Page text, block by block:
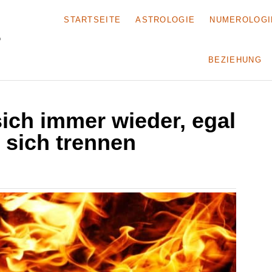
STARTSEITE ASTROLOGIE
BEZIEHUNG
immer wieder, egal
trennen